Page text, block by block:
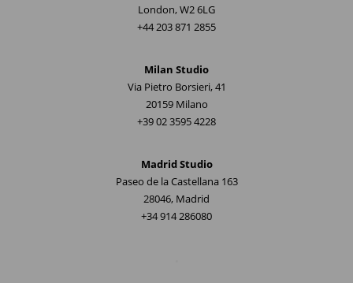
London, W2 6LG
+44 203 871 2855
Milan Studio
Via Pietro Borsieri, 41
20159 Milano
+39 02 3595 4228
Madrid Studio
Paseo de la Castellana 163
28046, Madrid
+34 914 286080